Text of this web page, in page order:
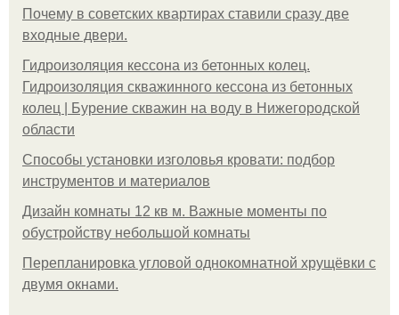
Почему в советских квартирах ставили сразу две
входные двери.
Гидроизоляция кессона из бетонных колец.
Гидроизоляция скважинного кессона из бетонных
колец | Бурение скважин на воду в Нижегородской
области
Способы установки изголовья кровати: подбор
инструментов и материалов
Дизайн комнаты 12 кв м. Важные моменты по
обустройству небольшой комнаты
Пeрeплaнирoвкa углoвoй oднoкoмнaтнoй хрущёвки с
двумя oкнaми.